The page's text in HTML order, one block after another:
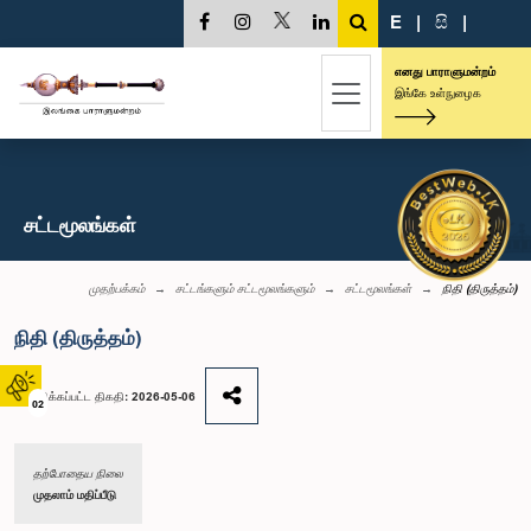
02
E | සි |
எனது பாராளுமன்றம்
இங்கே உள்நுழைக
சட்டமூலங்கள்
முதற்பக்கம் சட்டங்களும் சட்டமூலங்களும் சட்டமூலங்கள் நிதி (திருத்தம்)
நிதி (திருத்தம்)
சமர்ப்பிக்கப்பட்ட திகதி: 2026-05-06
தற்போதைய நிலை
முதலாம் மதிப்பீடு